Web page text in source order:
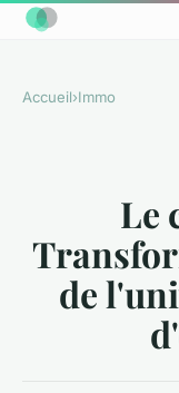
Accueil›Immo
Le
de